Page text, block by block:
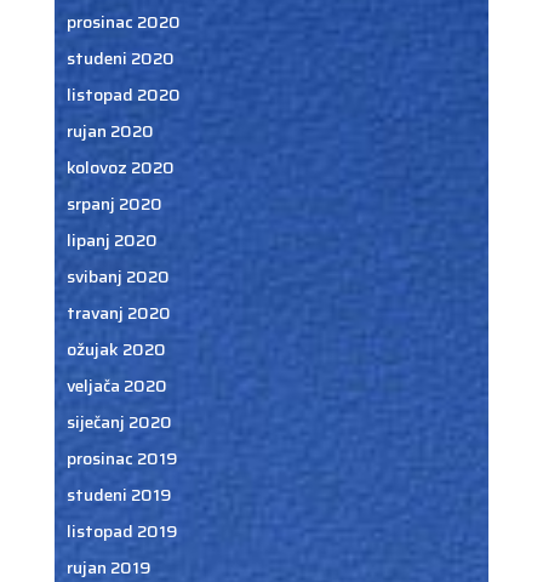
prosinac 2020
studeni 2020
listopad 2020
rujan 2020
kolovoz 2020
srpanj 2020
lipanj 2020
svibanj 2020
travanj 2020
ožujak 2020
veljača 2020
siječanj 2020
prosinac 2019
studeni 2019
listopad 2019
rujan 2019